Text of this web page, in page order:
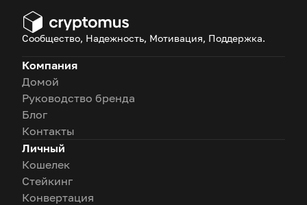
Сообщество, Надежность, Мотивация, Поддержка.
Компания
Домой
Руководство бренда
Блог
Контакты
Личный
Кошелек
Стейкинг
Конвертация